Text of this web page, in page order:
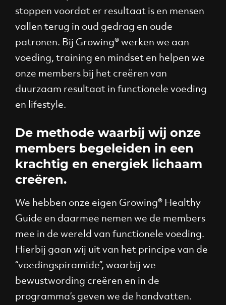
stoppen voordat er resultaat is en mensen
vallen terug in oud gedrag en oude
patronen. Bij Growing® werken we aan
voeding, training en mindset en helpen we
onze members bij het creëren van
duurzaam resultaat in functionele voeding
en lifestyle.
De methode waarbij wij onze
members begeleiden in een
krachtig en energiek lichaam
creëren.
We hebben onze eigen Growing® Healthy
Guide en daarmee nemen we de members
mee in de wereld van functionele voeding.
Hierbij gaan wij uit van het principe van de
“voedingspiramide”, waarbij we
bewustwording creëren en in de
programma’s geven we de handvatten.